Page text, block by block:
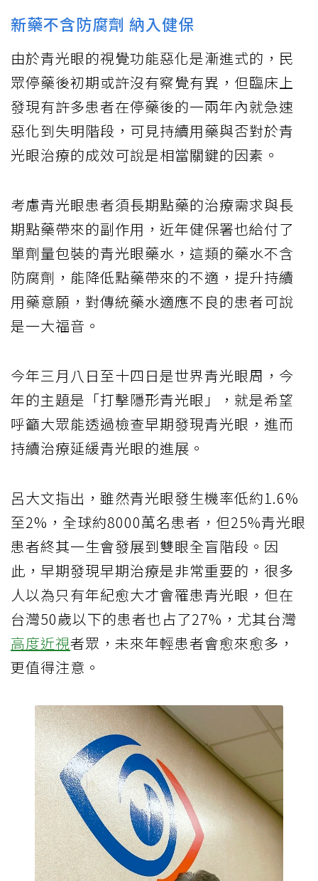
新藥不含防腐劑 納入健保
由於青光眼的視覺功能惡化是漸進式的，民
眾停藥後初期或許沒有察覺有異，但臨床上
發現有許多患者在停藥後的一兩年內就急速
惡化到失明階段，可見持續用藥與否對於青
光眼治療的成效可說是相當關鍵的因素。
考慮青光眼患者須長期點藥的治療需求與長
期點藥帶來的副作用，近年健保署也給付了
單劑量包裝的青光眼藥水，這類的藥水不含
防腐劑，能降低點藥帶來的不適，提升持續
用藥意願，對傳統藥水適應不良的患者可說
是一大福音。
今年三月八日至十四日是世界青光眼周，今
年的主題是「打擊隱形青光眼」，就是希望
呼籲大眾能透過檢查早期發現青光眼，進而
持續治療延緩青光眼的進展。
呂大文指出，雖然青光眼發生機率低約1.6%
至2%，全球約8000萬名患者，但25%青光眼
患者終其一生會發展到雙眼全盲階段。因
此，早期發現早期治療是非常重要的，很多
人以為只有年紀愈大才會罹患青光眼，但在
台灣50歲以下的患者也占了27%，尤其台灣
高度近視者眾，未來年輕患者會愈來愈多，
更值得注意。